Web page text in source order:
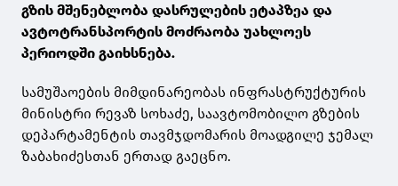
გზის მშენებლობა დასრულების ეტაპზეა და
ავტოტრანსპორტის მოძრაობა უახლოეს
პერიოდში გაიხსნება.
სამუშაოების მიმდინარეობას ინფრასტრუქტურის
მინისტრი რევაზ სოხაძე, საავტომობილო გზების
დეპარტამენტის თავმჯდომარის მოადგილე ჯემალ
ზაბახიძესთან ერთად გაეცნო.